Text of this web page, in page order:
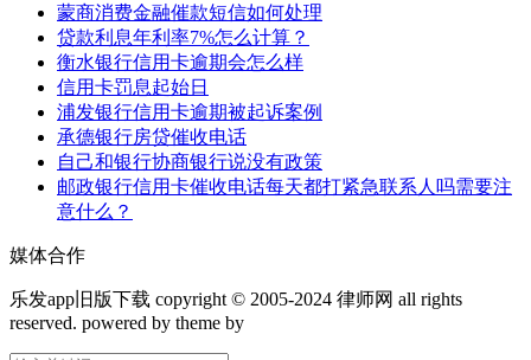
蒙商消费金融催款短信如何处理
贷款利息年利率7%怎么计算？
衡水银行信用卡逾期会怎么样
信用卡罚息起始日
浦发银行信用卡逾期被起诉案例
承德银行房贷催收电话
自己和银行协商银行说没有政策
邮政银行信用卡催收电话每天都打紧急联系人吗需要注
意什么？
媒体合作
乐发app旧版下载 copyright © 2005-2024 律师网 all rights
reserved. powered by theme by